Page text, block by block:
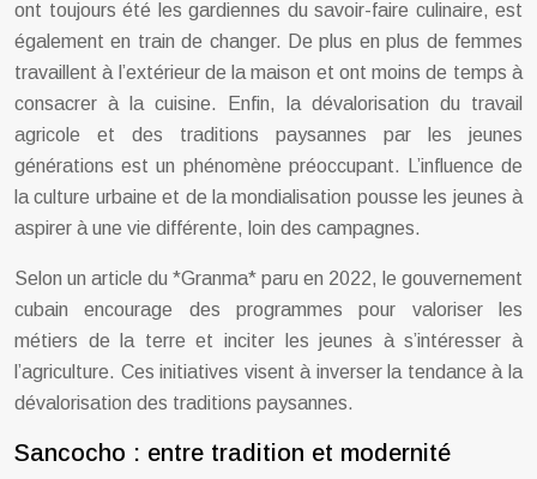
ont toujours été les gardiennes du savoir-faire culinaire, est
également en train de changer. De plus en plus de femmes
travaillent à l’extérieur de la maison et ont moins de temps à
consacrer à la cuisine. Enfin, la dévalorisation du travail
agricole et des traditions paysannes par les jeunes
générations est un phénomène préoccupant. L’influence de
la culture urbaine et de la mondialisation pousse les jeunes à
aspirer à une vie différente, loin des campagnes.
Selon un article du *Granma* paru en 2022, le gouvernement
cubain encourage des programmes pour valoriser les
métiers de la terre et inciter les jeunes à s’intéresser à
l’agriculture. Ces initiatives visent à inverser la tendance à la
dévalorisation des traditions paysannes.
Sancocho : entre tradition et modernité